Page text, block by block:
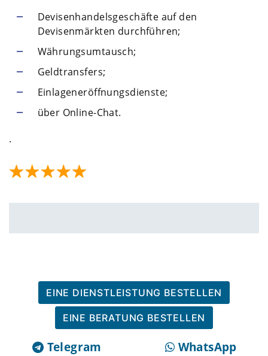
Devisenhandelsgeschäfte auf den
Devisenmärkten durchführen;
Währungsumtausch;
Geldtransfers;
Einlageneröffnungsdienste;
über Online-Chat.
.
EINE DIENSTLEISTUNG BESTELLEN
EINE BERATUNG BESTELLEN
Telegram WhatsApp